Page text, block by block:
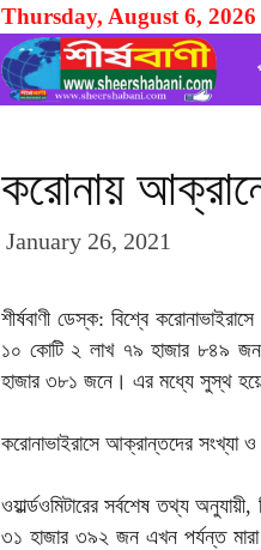
Thursday, August 6, 2026
করোনায়
January 26, 2021
শীর্ষবাণী ডেস্ক: বিশ্বে
১০ কোটি ২ লাখ ৭৯ হাজার ৮৪৯
হাজার ৩৮১ জনে। এর মধ্যে সুস্থ
করোনাভাইরাসে আক্রান্তদের সংখ্যা ও
ওয়ার্ল্ডওমিটারের সর্বশেষ তথ্য
৩১ হাজার ৩৯২ জন এখন পর্যন্ত